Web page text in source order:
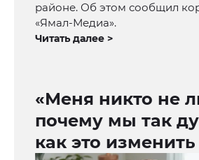
районе. Об этом сообщил
«Ямал-Медиа».
Читать далее >
«Меня никто не
почему мы так
как это изменить